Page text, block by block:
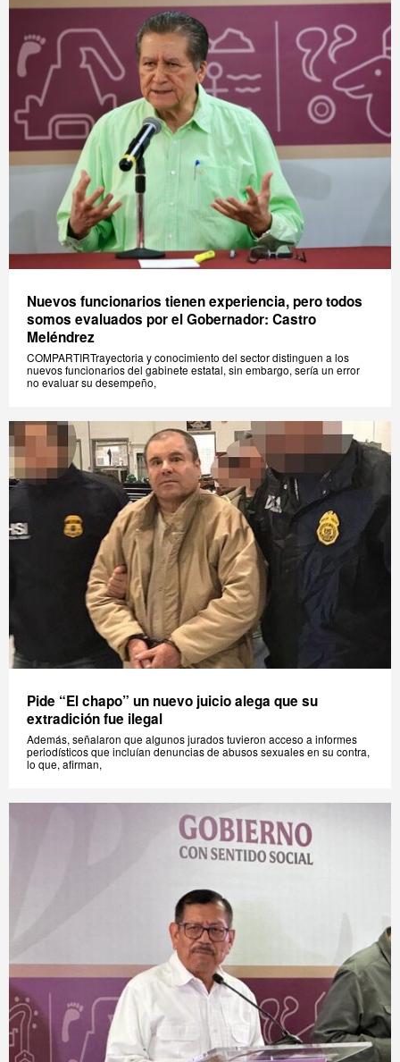
Nuevos funcionarios tienen experiencia, pero todos
somos evaluados por el Gobernador: Castro
Meléndrez
COMPARTIRTrayectoria y conocimiento del sector distinguen a los
nuevos funcionarios del gabinete estatal, sin embargo, sería un error
no evaluar su desempeño,
Pide “El chapo” un nuevo juicio alega que su
extradición fue ilegal
Además, señalaron que algunos jurados tuvieron acceso a informes
periodísticos que incluían denuncias de abusos sexuales en su contra,
lo que, afirman,